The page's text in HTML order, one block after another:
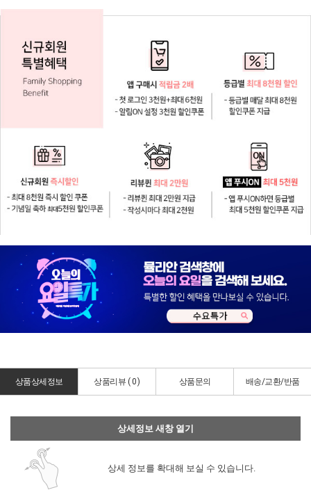
상품상세정보 상품리뷰 ( 0) 상품문의 배송/교환/반품
상세정보 새창 열기
상세 정보를 확대해 보실 수 있습니다.